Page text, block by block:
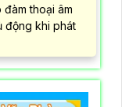
thoại âm
động khi phát